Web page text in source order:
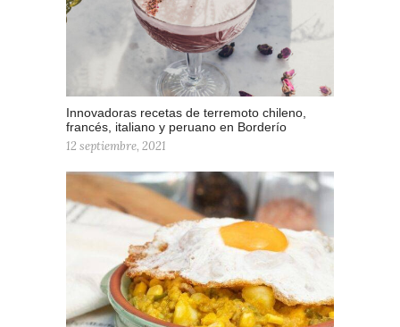
Innovadoras recetas de terremoto chileno,
francés, italiano y peruano en Borderío
12 septiembre, 2021